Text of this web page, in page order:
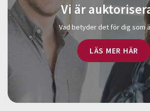
Vi är
Vad betyder det för dig som
LÄS MER HÄR